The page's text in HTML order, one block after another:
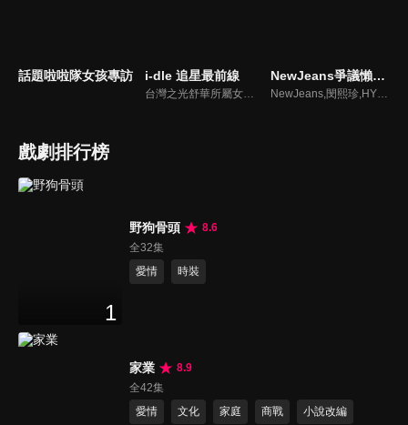
話題啦啦隊女孩專訪 i-dle 追星最前線
台灣之光舒華所屬女團最新消息報你知
NewJeans爭議懶人包
NewJeans,閔熙珍,HYBE爭議懶人包
戲劇排行榜
1
野狗骨頭
8.6
全32集
愛情
時裝
家業
8.9
全42集
愛情
文化 家庭 商戰 小說改編